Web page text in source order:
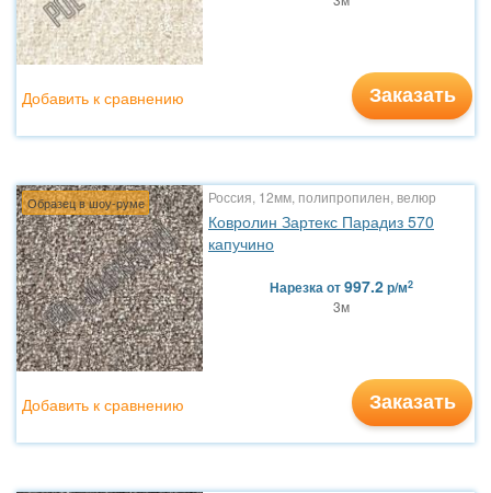
Заказать
Добавить к сравнению
Образец в шоу-руме Россия, 12мм, полипропилен, велюр
Ковролин Зартекс Парадиз 570
капучино
Нарезкаот997.2р/м2
3м
Заказать
Добавить к сравнению